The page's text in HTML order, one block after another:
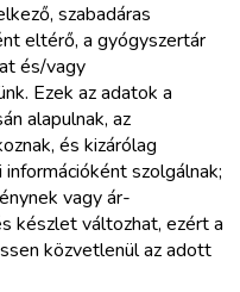
szabadáras
eltérő, a gyógyszertár
és/vagy
Ezek az adatok a
alapulnak, az
és kizárólag
szolgálnak;
vagy ár-
készlet változhat, ezért a
közvetlenül az adott